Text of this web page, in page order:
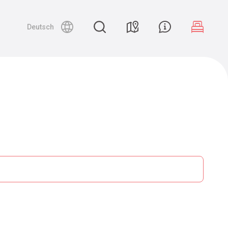
Deutsch